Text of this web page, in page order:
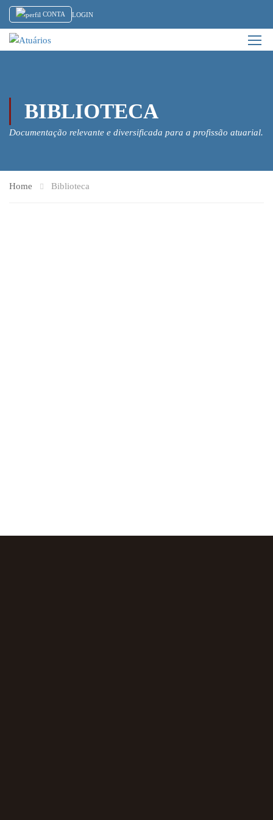
CONTA LOGIN
BIBLIOTECA
Documentação relevante e diversificada para a profissão atuarial.
Home Biblioteca